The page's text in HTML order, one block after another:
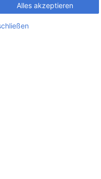
Alles akzeptieren